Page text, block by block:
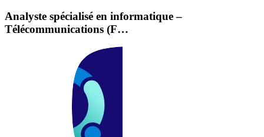
Analyste spécialisé en informatique –
Télécommunications (F…